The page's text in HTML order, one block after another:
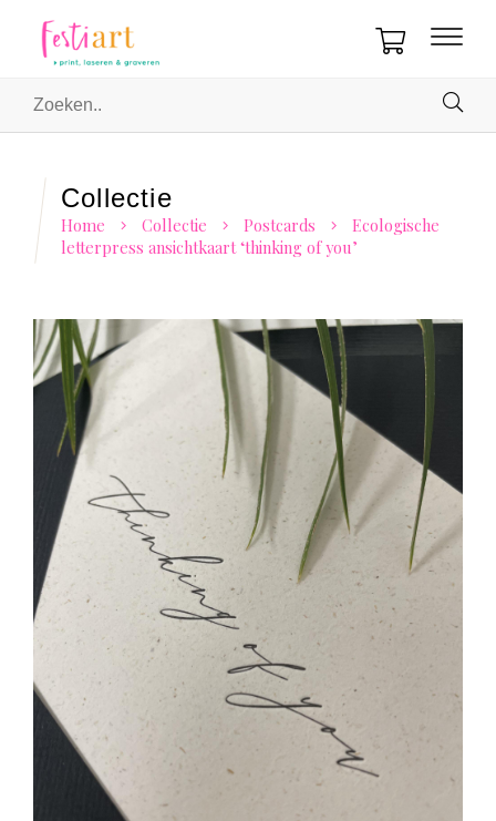
Collectie
Home Collectie Postcards
Ecologische
letterpress ansichtkaart ‘thinking of you’